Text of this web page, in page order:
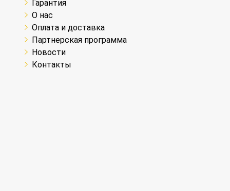
Гарантия
О нас
Оплата и доставка
Партнерская программа
Новости
Контакты